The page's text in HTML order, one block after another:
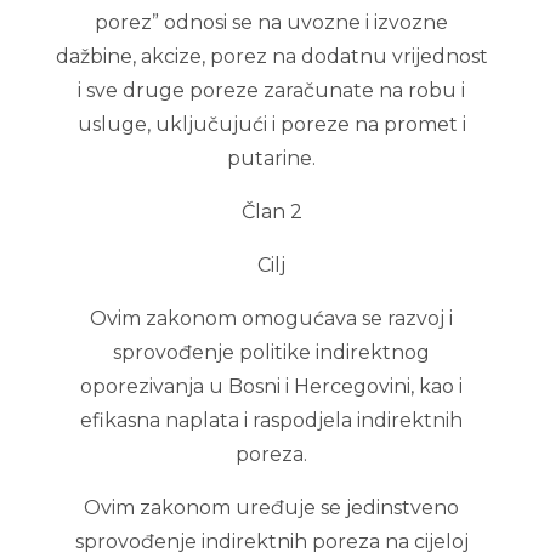
porez” odnosi se na uvozne i izvozne
dažbine, akcize, porez na dodatnu vrijednost
i sve druge poreze zaračunate na robu i
usluge, uključujući i poreze na promet i
putarine.
Član 2
Cilj
Ovim zakonom omogućava se razvoj i
sprovođenje politike indirektnog
oporezivanja u Bosni i Hercegovini, kao i
efikasna naplata i raspodjela indirektnih
poreza.
Ovim zakonom uređuje se jedinstveno
sprovođenje indirektnih poreza na cijeloj